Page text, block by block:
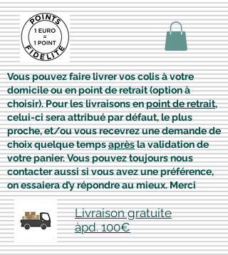
Vous pouvez faire livrer vos colis à votre
domicile ou en point de retrait (option à
choisir). Pour les livraisons enpoint de retrait,
celui-ci sera attribué par défaut, le plus
proche, et/ou vous recevrez une demande de
choix quelque tempsaprèsla validation de
votre panier. Vous pouvez toujours nous
contacter aussi si vous avez une préférence,
on essaiera d’y répondre au mieux. Merci
Livraison gratuite
àpd. 100€